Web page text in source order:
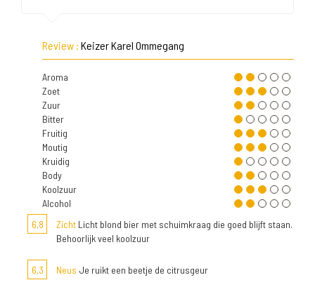
Review : Keizer Karel Ommegang
Aroma
Zoet
Zuur
Bitter
Fruitig
Moutig
Kruidig
Body
Koolzuur
Alcohol
6,8
Zicht Licht blond bier met schuimkraag die goed blijft staan.
Behoorlijk veel koolzuur
6,3 Neus Je ruikt een beetje de citrusgeur